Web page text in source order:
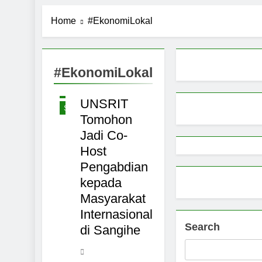
Pemprov
9 Months Ago
Home #EkonomiLokal
#EkonomiLokal
NASIONAL
SULAWESIUNSRIT
Tomohon
Jadi Co-
Host
Pengabdian
kepada
Masyarakat
Internasional
di Sangihe
Search